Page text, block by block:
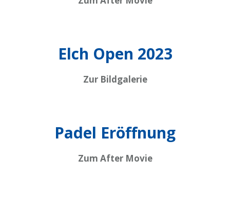
Elch Open 2023
Zur Bildgalerie
Padel Eröffnung
Zum After Movie